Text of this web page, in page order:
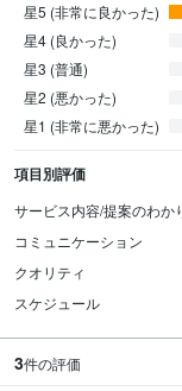
星5 (非常に良かった)
星4 (良かった)
星3 (普通)
星2 (悪かった)
星1 (非常に悪かった)
項目別評価
サービス内容/提案のわか
コミュニケーション
クオリティ
スケジュール
3件の評価